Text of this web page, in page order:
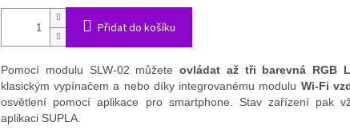
Přidat do košíku
Pomocí modulu SLW-02 můžete ovládat až tři barevná RGB
klasickým vypínačem a nebo díky integrovanému modulu Wi-Fi
osvětlení pomocí aplikace pro smartphone. Stav zařízení pak
aplikaci SUPLA.